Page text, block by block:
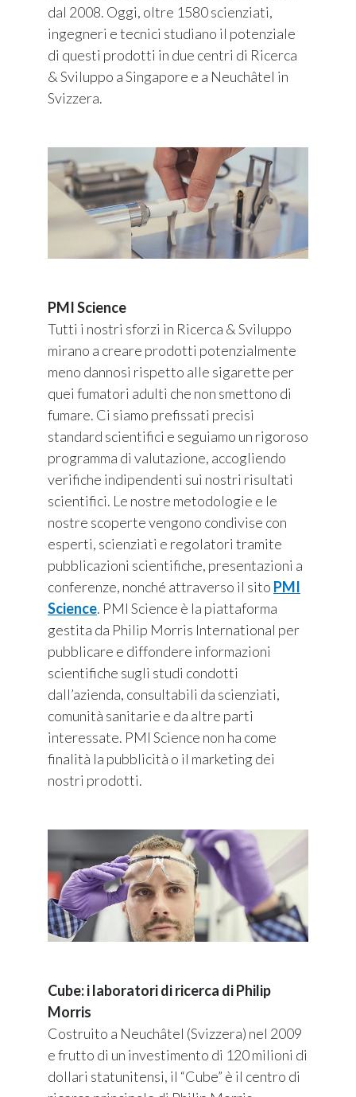
dal 2008. Oggi, oltre 1580 scienziati,
ingegneri e tecnici studiano il potenziale
di questi prodotti in due centri di Ricerca
& Sviluppo a Singapore e a Neuchâtel in
Svizzera.
PMI Science
Tutti i nostri sforzi in Ricerca & Sviluppo
mirano a creare prodotti potenzialmente
meno dannosi rispetto alle sigarette per
quei fumatori adulti che non smettono di
fumare. Ci siamo prefissati precisi
standard scientifici e seguiamo un rigoroso
programma di valutazione, accogliendo
verifiche indipendenti sui nostri risultati
scientifici. Le nostre metodologie e le
nostre scoperte vengono condivise con
esperti, scienziati e regolatori tramite
pubblicazioni scientifiche, presentazioni a
conferenze, nonché attraverso il sito PMI
Science. PMI Science è la piattaforma
gestita da Philip Morris International per
pubblicare e diffondere informazioni
scientifiche sugli studi condotti
dall’azienda, consultabili da scienziati,
comunità sanitarie e da altre parti
interessate. PMI Science non ha come
finalità la pubblicità o il marketing dei
nostri prodotti.
Cube: i laboratori di ricerca di Philip
Morris
Costruito a Neuchâtel (Svizzera) nel 2009
e frutto di un investimento di 120 milioni di
dollari statunitensi, il “Cube” è il centro di